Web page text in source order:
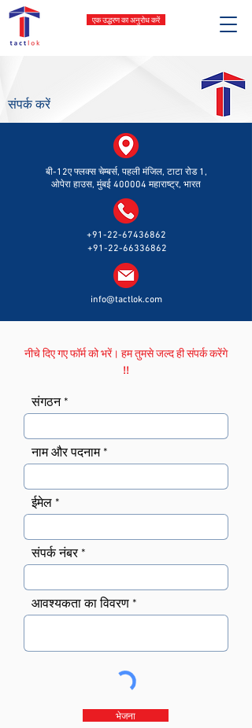
एक उद्धरण का अनुरोध करें
संपर्क करें
बी-12ए फ्लक्स चेम्बर्स, पहली मंजिल, टाटा रोड 1,
ओपेरा हाउस, मुंबई 400004 महाराष्ट्र, भारत
+91-22-67436862
+91-22-66336862
info@tactlok.com
नीचे दिए गए फॉर्म को भरें। हम तुमसे जल्द ही संपर्क करेंगे
!!
संगठन
नाम और पदनाम
ईमेल
संपर्क नंबर
आवश्यकता का विवरण
भेजना